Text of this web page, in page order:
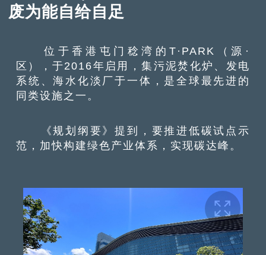
废为能自给自足
位于香港屯门稔湾的T·PARK（源·
区），于2016年启用，集污泥焚化炉、发电
系统、海水化淡厂于一体，是全球最先进的
同类设施之一。
《规划纲要》提到，要推进低碳试点示
范，加快构建绿色产业体系，实现碳达峰。